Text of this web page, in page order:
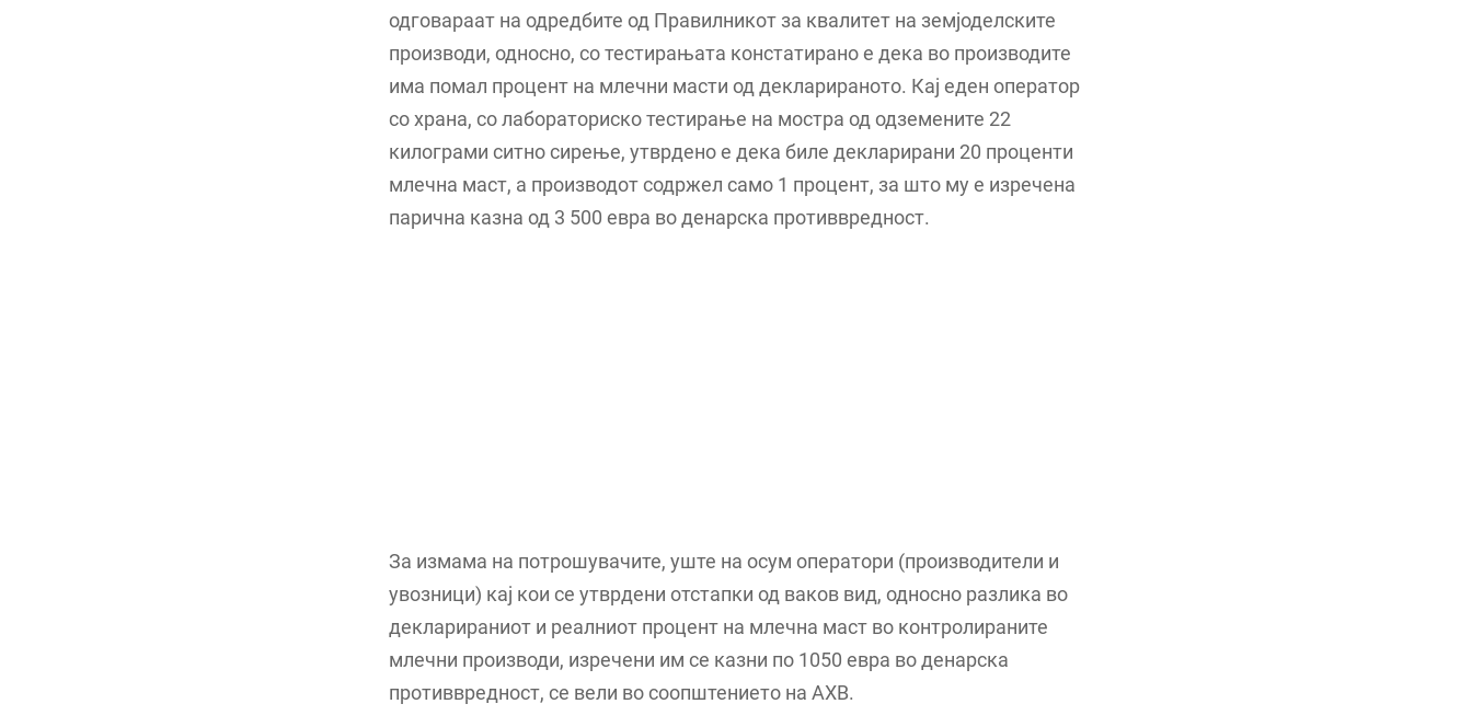
одговараат на одредбите од Правилникот за квалитет на земјоделските
производи, односно, со тестирањата констатирано е дека во производите
има помал процент на млечни масти од декларираното. Кај еден оператор
со храна, со лабораториско тестирање на мостра од одземените 22
килограми ситно сирење, утврдено е дека биле декларирани 20 проценти
млечна маст, а производот содржел само 1 процент, за што му е изречена
парична казна од 3 500 евра во денарска противвредност.
За измама на потрошувачите, уште на осум оператори (производители и
увозници) кај кои се утврдени отстапки од ваков вид, односно разлика во
декларираниот и реалниот процент на млечна маст во контролираните
млечни производи, изречени им се казни по 1050 евра во денарска
противвредност, се вели во соопштението на АХВ.